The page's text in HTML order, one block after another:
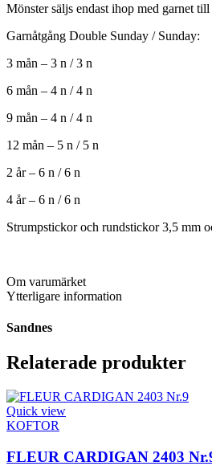
Mönster säljs endast ihop med garnet
Garnåtgång Double Sunday / Sunday:
3 mån – 3 n / 3 n
6 mån – 4 n / 4 n
9 mån – 4 n / 4 n
12 mån – 5 n / 5 n
2 år – 6 n / 6 n
4 år – 6 n / 6 n
Strumpstickor och rundstickor 3,5 mm
Om varumärket
Ytterligare information
Sandnes
Relaterade produkter
Quick view
KOFTOR
FLEUR CARDIGAN 2403